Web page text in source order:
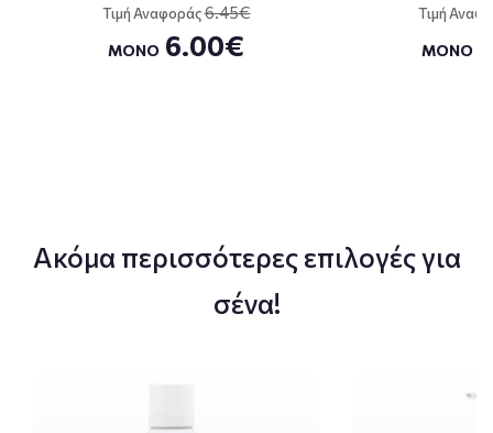
Τιμή Αναφοράς6.45€
ΜΟΝΟ 6.00€
Τιμή
ΜΟΝΟ
Ακόμα περισσότερες επιλογές για
σένα!